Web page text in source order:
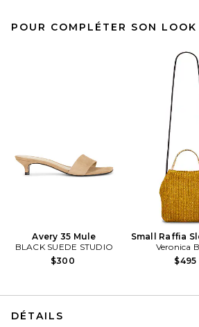
POUR COMPLÉTER SON LOOK
Avery 35 Mule
BLACK SUEDE STUDIO
$300
Small Raffia
Veronica
$495
DÉTAILS